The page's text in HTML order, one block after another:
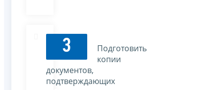
3
Подготовить
копии
документов,
подтверждающих